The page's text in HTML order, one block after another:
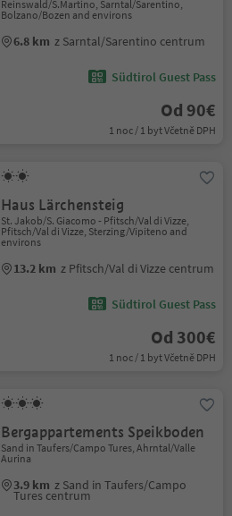
Reinswald/S.Martino, Sarntal/Sarentino,
Bolzano/Bozen and environs
6.8 km z Sarntal/Sarentino centrum
Südtirol Guest Pass
Od 90€
1 noc / 1 byt Včetně DPH
Haus Lärchensteig
St. Jakob/S. Giacomo - Pfitsch/Val di Vizze,
Pfitsch/Val di Vizze, Sterzing/Vipiteno and
environs
13.2 km z Pfitsch/Val di Vizze centrum
Südtirol Guest Pass
Od 300€
1 noc / 1 byt Včetně DPH
Bergappartements Speikboden
Sand in Taufers/Campo Tures, Ahrntal/Valle
Aurina
3.9 km z Sand in Taufers/Campo
Tures centrum